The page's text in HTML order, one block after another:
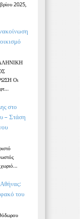
2025,
Οι
στο
– Στάση
του